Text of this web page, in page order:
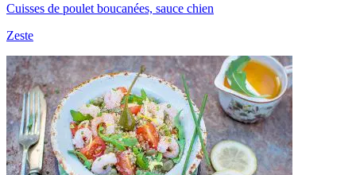
Cuisses de poulet boucanées, sauce chien
Zeste